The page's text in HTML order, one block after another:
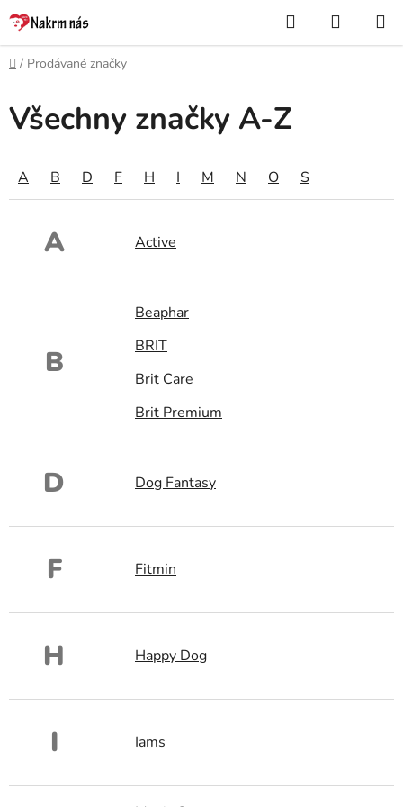
Přejít
na
obsah
Hledat
KOŠÍK
Domů
/ Prodávané značky
Všechny značky A-Z
A B D F H I M N O S
A Active
B
Beaphar
BRIT
Brit Care
Brit Premium
D Dog Fantasy
F Fitmin
H Happy Dog
I Iams